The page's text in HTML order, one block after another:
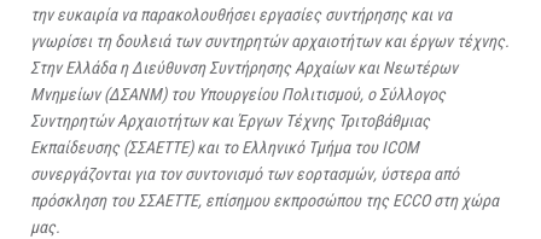
την ευκαιρία να παρακολουθήσει εργασίες συντήρησης και να
γνωρίσει τη δουλειά των συντηρητών αρχαιοτήτων και έργων τέχνης.
Στην Ελλάδα ηΔιεύθυνση Συντήρησης Αρχαίων και Νεωτέρων
Μνημείων (ΔΣΑΝΜ) του Υπουργείου Πολιτισμού, οΣύλλογος
Συντηρητών Αρχαιοτήτων και Έργων Τέχνης Τριτοβάθμιας
Εκπαίδευσης (ΣΣΑΕΤΤΕ)και το Ελληνικό Τμήμα του ICOM
συνεργάζονται για τον συντονισμό των εορτασμών, ύστερα από
πρόσκληση του ΣΣΑΕΤΤΕ, επίσημου εκπροσώπου της ECCO στη χώρα
μας.